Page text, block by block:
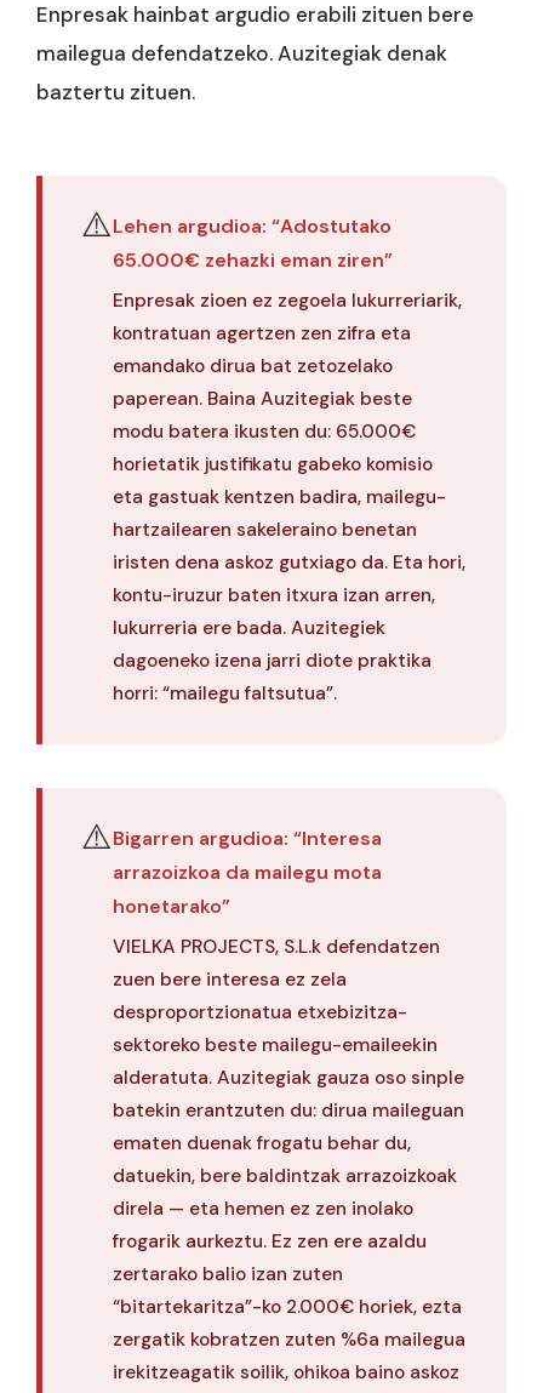
Enpresak hainbat argudio erabili zituen bere
mailegua defendatzeko. Auzitegiak denak
baztertu zituen.
⚠️Lehen argudioa: “Adostutako
65.000€ zehazki eman ziren”
Enpresak zioen ez zegoela lukurreriarik,
kontratuan agertzen zen zifra eta
emandako dirua bat zetozelako
paperean. Baina Auzitegiak beste
modu batera ikusten du: 65.000€
horietatik justifikatu gabeko komisio
eta gastuak kentzen badira, mailegu-
hartzailearen sakeleraino benetan
iristen dena askoz gutxiago da. Eta hori,
kontu-iruzur baten itxura izan arren,
lukurreria ere bada. Auzitegiek
dagoeneko izena jarri diote praktika
horri: “mailegu faltsutua”.
⚠️Bigarren argudioa: “Interesa
arrazoizkoa da mailegu mota
honetarako”
VIELKA PROJECTS, S.L.k defendatzen
zuen bere interesa ez zela
desproportzionatua etxebizitza-
sektoreko beste mailegu-emaileekin
alderatuta. Auzitegiak gauza oso sinple
batekin erantzuten du: dirua maileguan
ematen duenak frogatu behar du,
datuekin, bere baldintzak arrazoizkoak
direla — eta hemen ez zen inolako
frogarik aurkeztu. Ez zen ere azaldu
zertarako balio izan zuten
“bitartekaritza”-ko 2.000€ horiek, ezta
zergatik kobratzen zuten %6a mailegua
irekitzeagatik soilik, ohikoa baino askoz